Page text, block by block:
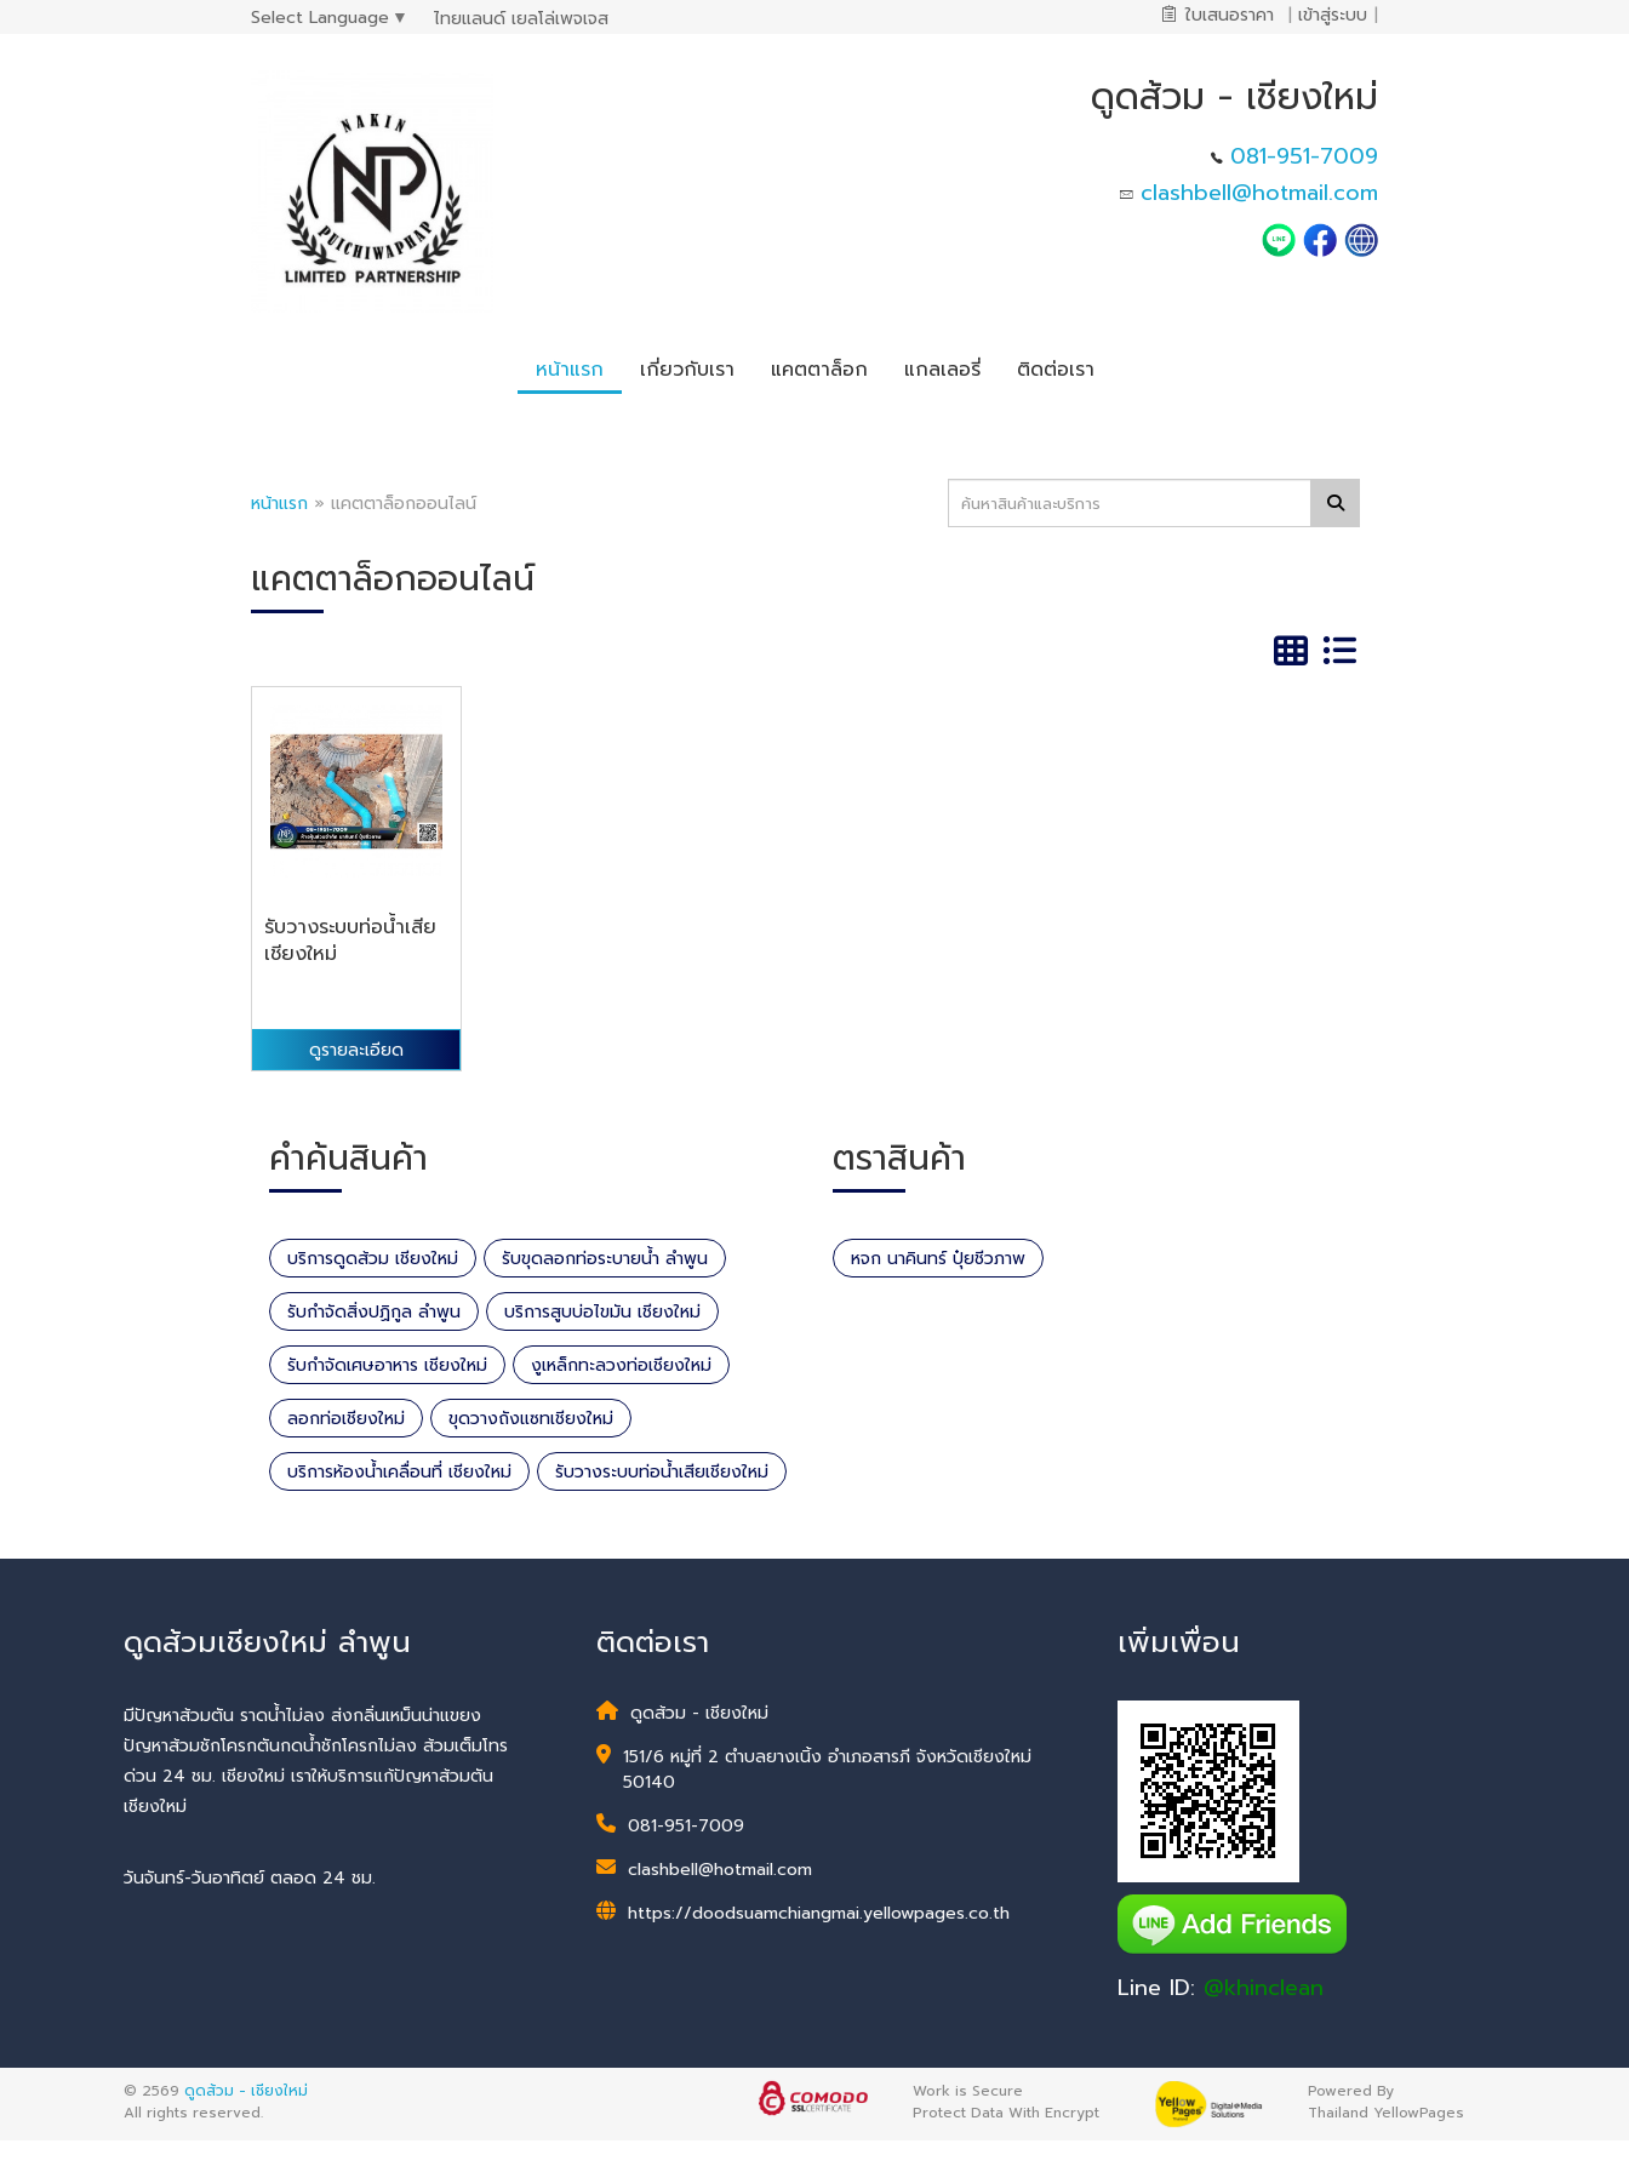
Select Language ▼ ไทยแลนด์ เยลโล่เพจเจส ใบเสนอราคา | เข้าสู่ระบบ |
ดูดส้วม - เชียงใหม่
081-951-7009
clashbell@hotmail.com
หน้าแรก เกี่ยวกับเรา แคตตาล็อก แกลเลอรี่ ติดต่อเรา
หน้าแรก » แคตตาล็อกออนไลน์
แคตตาล็อกออนไลน์
รับวางระบบท่อน้ำเสีย
เชียงใหม่
ดูรายละเอียด
คำค้นสินค้า
บริการดูดส้วม เชียงใหม่ รับขุดลอกท่อระบายน้ำ ลำพูน
รับกำจัดสิ่งปฏิกูล ลำพูน บริการสูบบ่อไขมัน เชียงใหม่
รับกำจัดเศษอาหาร เชียงใหม่ งูเหล็กทะลวงท่อเชียงใหม่
ลอกท่อเชียงใหม่ ขุดวางถังแซทเชียงใหม่
บริการห้องน้ำเคลื่อนที่ เชียงใหม่ รับวางระบบท่อน้ำเสียเชียงใหม่
ตราสินค้า
หจก นาคินทร์ ปุ๋ยชีวภาพ
ดูดส้วมเชียงใหม่ ลำพูน
มีปัญหาส้วมตัน ราดน้ำไม่ลง ส่งกลิ่นเหม็นน่าแขยง
ปัญหาส้วมชักโครกตันกดน้ำชักโครกไม่ลง ส้วมเต็มโทร
ด่วน 24 ชม. เชียงใหม่ เราให้บริการแก้ปัญหาส้วมตัน
เชียงใหม่
วันจันทร์-วันอาทิตย์ ตลอด 24 ชม.
ติดต่อเรา
ดูดส้วม - เชียงใหม่
151/6 หมู่ที่ 2 ตำบลยางเนิ้ง อำเภอสารภี จังหวัดเชียงใหม่
50140
081-951-7009
clashbell@hotmail.com
https://doodsuamchiangmai.yellowpages.co.th
เพิ่มเพื่อน
Line ID: @khinclean
© 2569 ดูดส้วม - เชียงใหม่
All rights reserved.
Work is Secure
Protect Data With Encrypt
Powered By
Thailand YellowPages